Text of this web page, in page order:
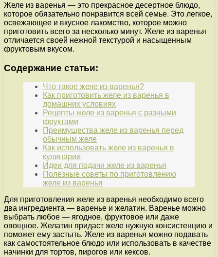
Желе из варенья — это прекрасное десертное блюдо,
которое обязательно понравится всей семье. Это легкое,
освежающее и вкусное лакомство, которое можно
приготовить всего за несколько минут. Желе из варенья
отличается своей нежной текстурой и насыщенным
фруктовым вкусом.
Содержание статьи:
Что такое желе из варенья?
Как приготовить желе из варенья в
домашних условиях
Рецепты желе из варенья с разными
фруктами
Преимущества желе из варенья перед
обычным желе
Как использовать желе из варенья в
кулинарии
Идеи для подачи желе из варенья
Полезные советы по приготовлению
желе из варенья
Для приготовления желе из варенья необходимо всего
два ингредиента — варенье и желатин. Варенье можно
выбрать любое — ягодное, фруктовое или даже
овощное. Желатин придаст желе нужную консистенцию и
поможет ему застыть. Желе из варенья можно подавать
как самостоятельное блюдо или использовать в качестве
начинки для тортов, пирогов или кексов.